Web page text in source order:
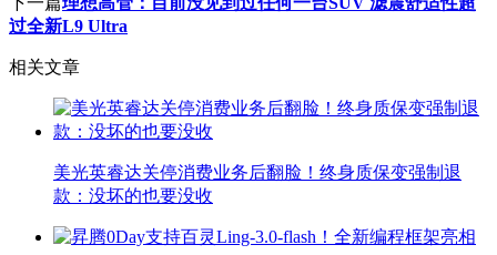
过全新L9 Ultra
相关文章
美光英睿达关停消费业务后翻脸！终身质保变强制退
款：没坏的也要没收